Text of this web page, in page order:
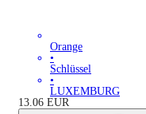
Orange
•
Schlüssel
•
LUXEMBURG
13.06 EUR